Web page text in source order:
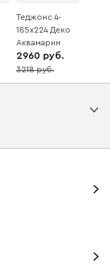
Теджонс 4-
185x224 Деко
Аквамарин
2960
8
3218